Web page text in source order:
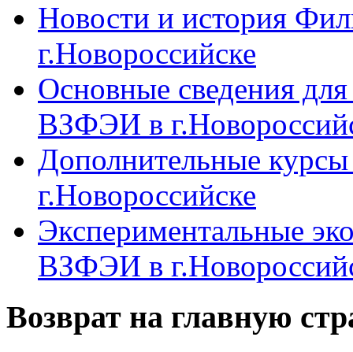
Новости и история
г.Новороссийске
Основные сведения
ВЗФЭИ в
Дополнительные
г.Новороссийске
Экспериментальные
ВЗФЭИ в
Возврат на главную